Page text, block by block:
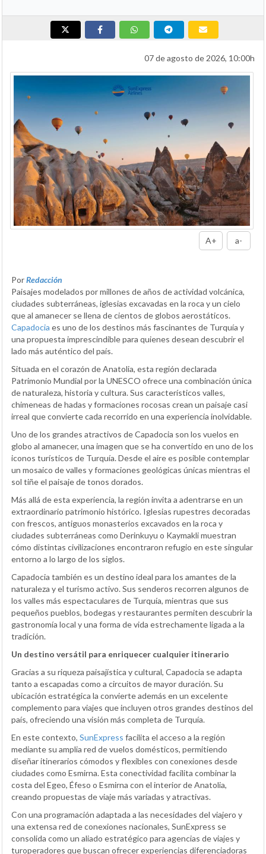
07 de agosto de 2026, 10:00h
A+ a-
PorRedacción
Paisajes modelados por millones de años de actividad volcánica,
ciudades subterráneas, iglesias excavadas en la roca y un cielo
que al amanecer se llena de cientos de globos aerostáticos.
Capadocia es uno de los destinos más fascinantes de Turquía y
una propuesta imprescindible para quienes desean descubrir el
lado más auténtico del país.
Situada en el corazón de Anatolia, esta región declarada
Patrimonio Mundial por la UNESCO ofrece una combinación única
de naturaleza, historia y cultura. Sus característicos valles,
chimeneas de hadas y formaciones rocosas crean un paisaje casi
irreal que convierte cada recorrido en una experiencia inolvidable.
Uno de los grandes atractivos de Capadocia son los vuelos en
globo al amanecer, una imagen que se ha convertido en uno de los
iconos turísticos de Turquía. Desde el aire es posible contemplar
un mosaico de valles y formaciones geológicas únicas mientras el
sol tiñe el paisaje de tonos dorados.
Más allá de esta experiencia, la región invita a adentrarse en un
extraordinario patrimonio histórico. Iglesias rupestres decoradas
con frescos, antiguos monasterios excavados en la roca y
ciudades subterráneas como Derinkuyu o Kaymakli muestran
cómo distintas civilizaciones encontraron refugio en este singular
entorno a lo largo de los siglos.
Capadocia también es un destino ideal para los amantes de la
naturaleza y el turismo activo. Sus senderos recorren algunos de
los valles más espectaculares de Turquía, mientras que sus
pequeños pueblos, bodegas y restaurantes permiten descubrir la
gastronomía local y una forma de vida estrechamente ligada a la
tradición.
Un destino versátil para enriquecer cualquier itinerario
Gracias a su riqueza paisajística y cultural, Capadocia se adapta
tanto a escapadas como a circuitos de mayor duración. Su
ubicación estratégica la convierte además en un excelente
complemento para viajes que incluyen otros grandes destinos del
país, ofreciendo una visión más completa de Turquía.
En este contexto, SunExpress facilita el acceso a la región
mediante su amplia red de vuelos domésticos, permitiendo
diseñar itinerarios cómodos y flexibles con conexiones desde
ciudades como Esmirna. Esta conectividad facilita combinar la
costa del Egeo, Éfeso o Esmirna con el interior de Anatolia,
creando propuestas de viaje más variadas y atractivas.
Con una programación adaptada a las necesidades del viajero y
una extensa red de conexiones nacionales, SunExpress se
consolida como un aliado estratégico para agencias de viajes y
turoperadores que buscan ofrecer experiencias diferenciadoras